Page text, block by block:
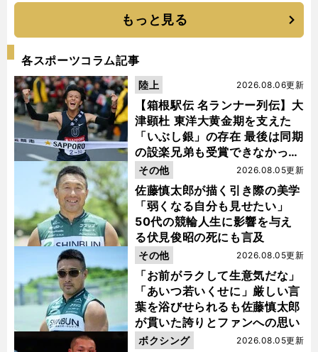
もっと見る
各スポーツコラム記事
【箱根駅伝 名ランナー列伝】大
津顕杜 東洋大黄金期を支えた
「いぶし銀」の存在 最後は同期
の設楽兄弟も受賞できなかった
金栗杯に輝く
2026.08.06更新
陸上
佐藤慎太郎が描く引き際の美学
「弱くなる自分も見せたい」
50代の競輪人生に影響を与え
る伏見俊昭の死にも言及
2026.08.05更新
その他
「お前がラクして生意気だな」
「あいつ若いくせに」厳しい言
葉を浴びせられるも佐藤慎太郎
が貫いた誇りとファンへの思い
2026.08.05更新
その他
2026.08.05更新
ボクシング